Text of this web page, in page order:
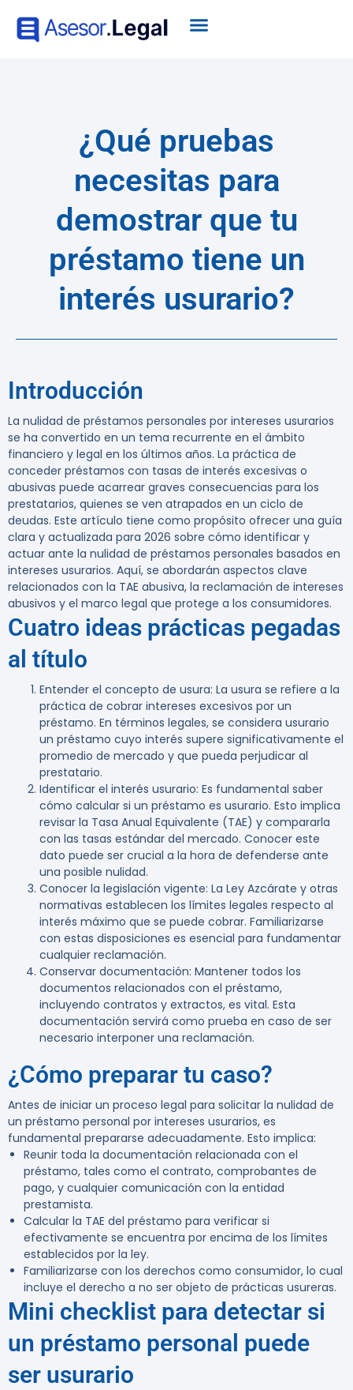
¿Qué pruebas
necesitas para
demostrar que tu
préstamo tiene un
interés usurario?
Introducción
La nulidad de préstamos personales por intereses usurarios
se ha convertido en un tema recurrente en el ámbito
financiero y legal en los últimos años. La práctica de
conceder préstamos con tasas de interés excesivas o
abusivas puede acarrear graves consecuencias para los
prestatarios, quienes se ven atrapados en un ciclo de
deudas. Este artículo tiene como propósito ofrecer una guía
clara y actualizada para 2026 sobre cómo identificar y
actuar ante la nulidad de préstamos personales basados en
intereses usurarios. Aquí, se abordarán aspectos clave
relacionados con la TAE abusiva, la reclamación de intereses
abusivos y el marco legal que protege a los consumidores.
Cuatro ideas prácticas pegadas
al título
Entender el concepto de usura: La usura se refiere a la
práctica de cobrar intereses excesivos por un
préstamo. En términos legales, se considera usurario
un préstamo cuyo interés supere significativamente el
promedio de mercado y que pueda perjudicar al
prestatario.
Identificar el interés usurario: Es fundamental saber
cómo calcular si un préstamo es usurario. Esto implica
revisar la Tasa Anual Equivalente (TAE) y compararla
con las tasas estándar del mercado. Conocer este
dato puede ser crucial a la hora de defenderse ante
una posible nulidad.
Conocer la legislación vigente: La Ley Azcárate y otras
normativas establecen los límites legales respecto al
interés máximo que se puede cobrar. Familiarizarse
con estas disposiciones es esencial para fundamentar
cualquier reclamación.
Conservar documentación: Mantener todos los
documentos relacionados con el préstamo,
incluyendo contratos y extractos, es vital. Esta
documentación servirá como prueba en caso de ser
necesario interponer una reclamación.
¿Cómo preparar tu caso?
Antes de iniciar un proceso legal para solicitar la nulidad de
un préstamo personal por intereses usurarios, es
fundamental prepararse adecuadamente. Esto implica:
Reunir toda la documentación relacionada con el
préstamo, tales como el contrato, comprobantes de
pago, y cualquier comunicación con la entidad
prestamista.
Calcular la TAE del préstamo para verificar si
efectivamente se encuentra por encima de los límites
establecidos por la ley.
Familiarizarse con los derechos como consumidor, lo cual
incluye el derecho a no ser objeto de prácticas usureras.
Mini checklist para detectar si
un préstamo personal puede
ser usurario